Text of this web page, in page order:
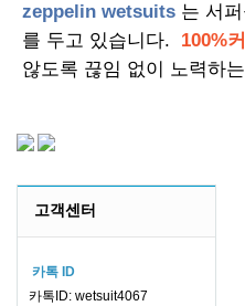
zeppelin wetsuits 는 서
를 두고 있습니다. 100%
않도록 끊임 없이 노력하
고객센터
카톡 ID
카톡ID: wetsuit4067